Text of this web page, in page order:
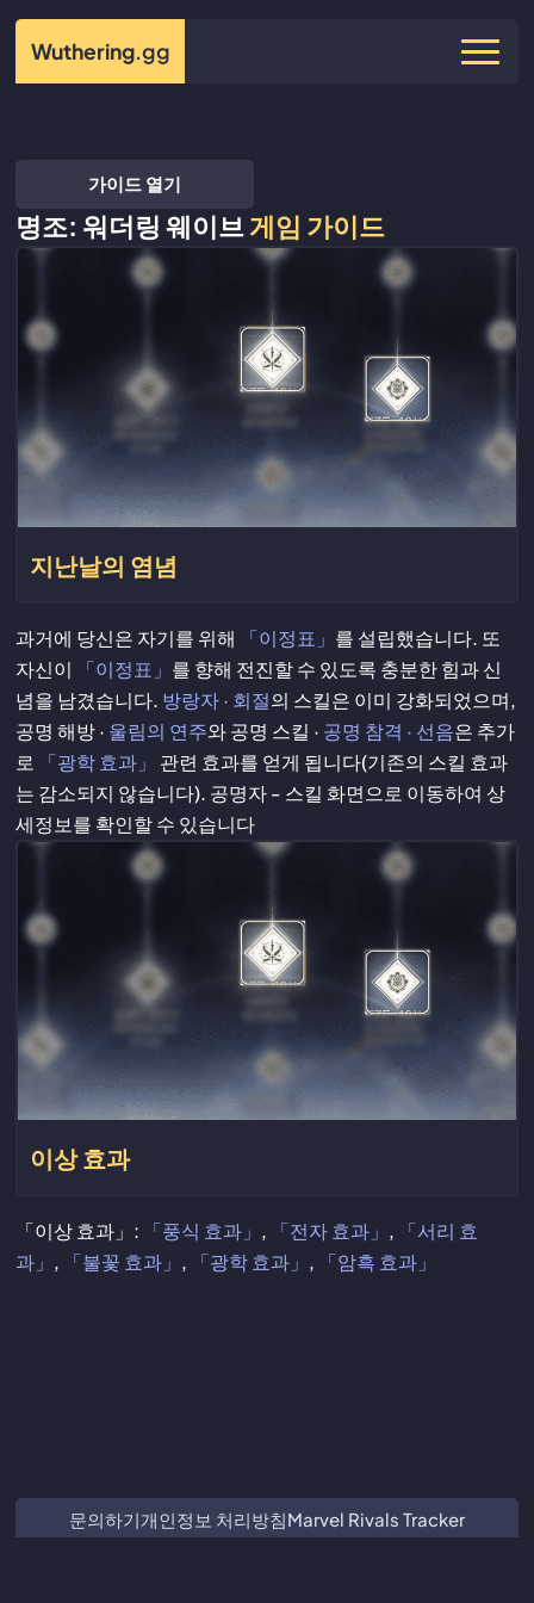
Wuthering.gg
가이드 열기
명조: 워더링 웨이브게임 가이드
지난날의 염념
과거에 당신은 자기를 위해 「이정표」 를 설립했습니다. 또
자신이
「이정표」 를 향해 전진할 수 있도록 충분한 힘과 신
념을 남겼습니다. 방랑자 · 회절의 스킬은 이미 강화되었으며,
공명 해방 · 울림의 연주와 공명 스킬 · 공명 참격 · 선음은 추가
로
「광학 효과」
관련 효과를 얻게 됩니다(기존의 스킬 효과
는 감소되지 않습니다). 공명자 - 스킬 화면으로 이동하여 상
세정보를 확인할 수 있습니다
이상 효과
「이상 효과」: 「풍식 효과」 , 「전자 효과」 ,
「서리 효
과」 , 「불꽃 효과」 , 「광학 효과」 , 「암흑 효과」
문의하기개인정보 처리방침Marvel Rivals Tracker